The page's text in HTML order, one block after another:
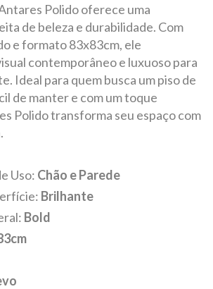
Polido oferece uma
de beleza e durabilidade. Com
e formato 83x83cm, ele
contemporâneo e luxuoso para
Ideal para quem busca um piso de
de manter e com um toque
Polido transforma seu espaço com
Uso: Chão e Parede
Brilhante
Bold